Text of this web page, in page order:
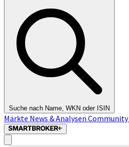
Suche nach Name, WKN oder ISIN
Märkte News & Analysen Community